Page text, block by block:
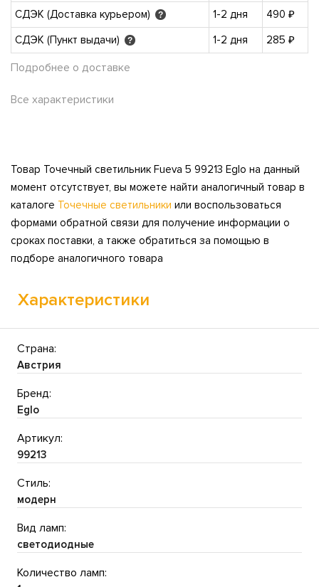
СДЭК (Доставка курьером)
? 1-2 дня
490 ₽
СДЭК (Пункт выдачи)
? 1-2 дня 285 ₽
Подробнее о доставке
Все характеристики
Товар Точечный светильник Fueva 5 99213 Eglo на данный
момент отсутствует, вы можете найти аналогичный товар в
каталоге Точечные светильники или воспользоваться
формами обратной связи для получение информации о
сроках поставки, а также обратиться за помощью в
подборе аналогичного товара
Характеристики
Страна:
Австрия
Бренд:
Eglo
Артикул:
99213
Стиль:
модерн
Вид ламп:
светодиодные
Количество ламп: